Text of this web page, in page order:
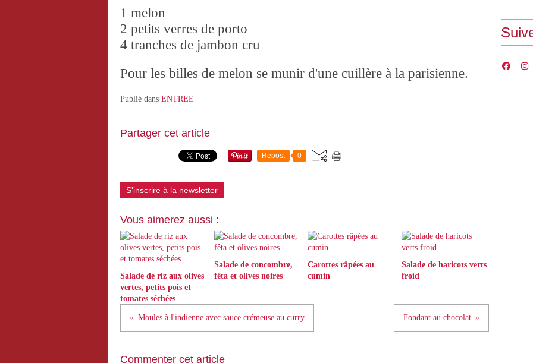
1 melon
2 petits verres de porto
4 tranches de jambon cru
Pour les billes de melon se munir d'une cuillère à la parisienne.
Publié dans ENTREE
Partager cet article
Repost 0
S'inscrire à la newsletter
Vous aimerez aussi :
Salade de riz aux olives
vertes, petits pois et
tomates séchées
Salade de concombre,
fêta et olives noires
Carottes râpées au
cumin
Salade de haricots verts
froid
Moules à l'indienne avec sauce crémeuse au curry Fondant au chocolat
Commenter cet article